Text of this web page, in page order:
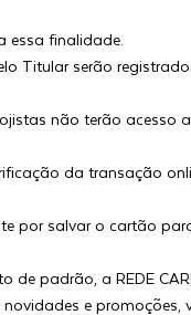
essa finalidade.
Titular serão
não terão acesso
da transação
por salvar o cartão
padrão, a REDE
e promoções,